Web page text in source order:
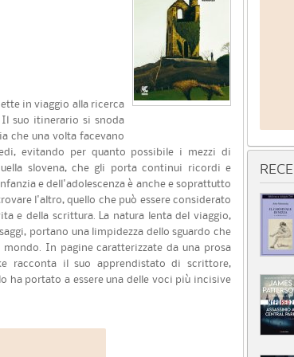
in viaggio alla ricerca
suo itinerario si snoda
che una volta facevano
evitando per quanto possibile i mezzi di
slovena, che gli porta continui ricordi e
e dell'adolescenza è anche e soprattutto
l'altro, quello che può essere considerato
e della scrittura. La natura lenta del viaggio,
portano una limpidezza dello sguardo che
In pagine caratterizzate da una prosa
racconta il suo apprendistato di scrittore,
ha portato a essere una delle voci più incisive